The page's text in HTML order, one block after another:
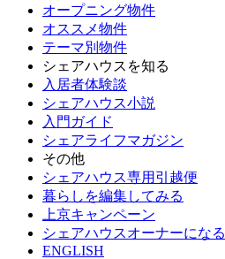
オープニング物件
オススメ物件
テーマ別物件
シェアハウスを知る
入居者体験談
シェアハウス小説
入門ガイド
シェアライフマガジン
その他
シェアハウス専用引越便
暮らしを編集してみる
上京キャンペーン
シェアハウスオーナーになる
ENGLISH